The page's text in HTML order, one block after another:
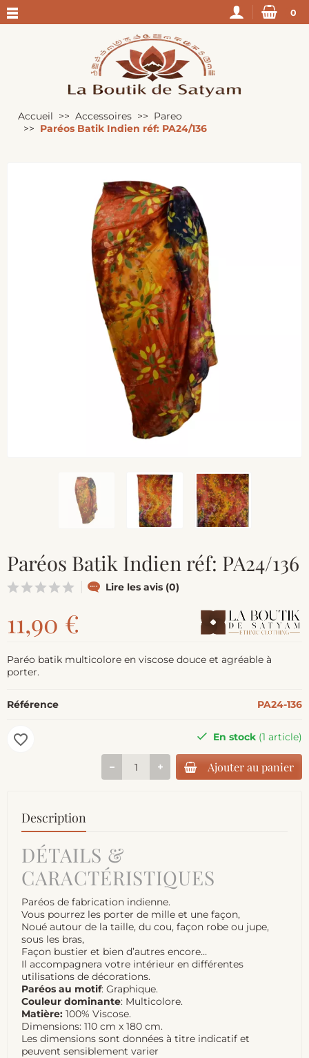
0
Accueil Accessoires
Pareo
Paréos Batik Indien réf: PA24/136
Paréos Batik Indien réf: PA24/136
Lire les avis (0)
11,90 €
Paréo batik multicolore en viscose douce et agréable à
porter.
Référence PA24-136
En stock (1 article)
Ajouter au panier
favorite_border
Description
DÉTAILS &
CARACTÉRISTIQUES
Paréos de fabrication indienne.
Vous pourrez les porter de mille et une façon,
Noué autour de la taille, du cou, façon robe ou jupe,
sous les bras,
Façon bustier et bien d’autres encore…
Il accompagnera votre intérieur en différentes
utilisations de décorations.
Paréos au motif: Graphique.
Couleur dominante: Multicolore.
Matière: 100% Viscose.
Dimensions: 110 cm x 180 cm.
Les dimensions sont données à titre indicatif et
peuvent sensiblement varier